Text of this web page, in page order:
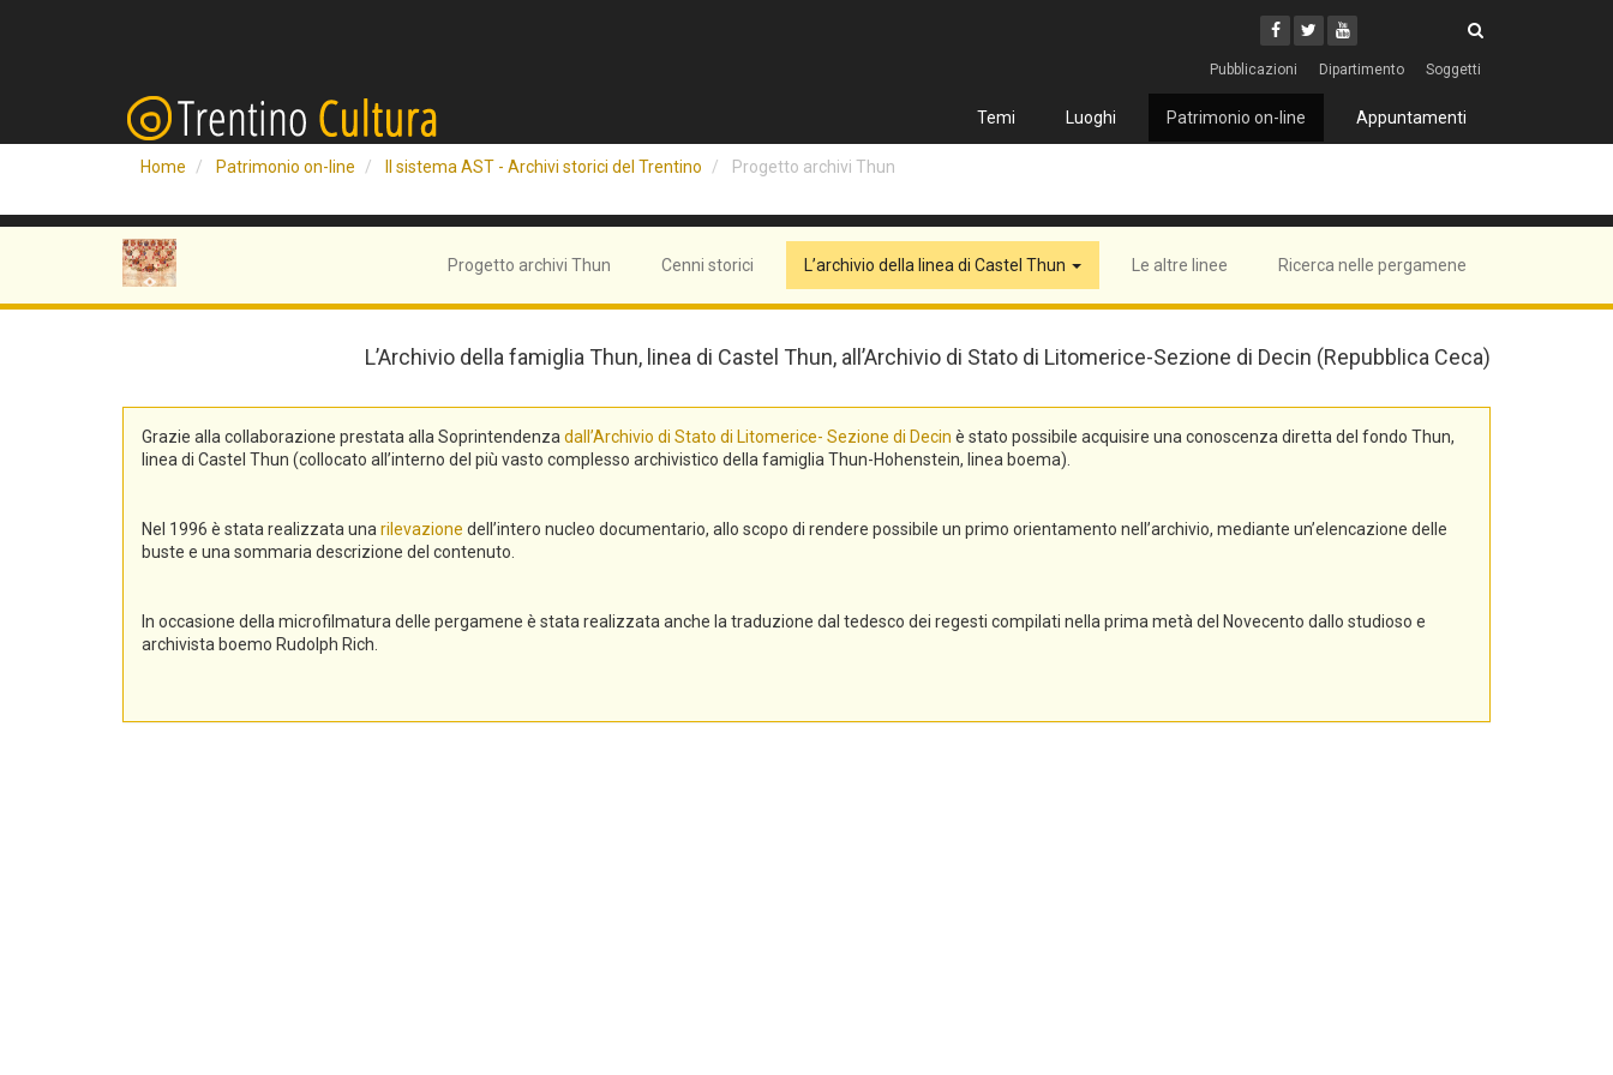
Facebook
Twitter
Youtube
Pubblicazioni Dipartimento Soggetti
Temi Luoghi Patrimonio on-line Appuntamenti
Home Patrimonio on-line Il sistema AST - Archivi storici del Trentino Progetto archivi Thun
Progetto archivi Thun Cenni storici L’archivio della linea di Castel Thun Le altre linee Ricerca nelle pergamene
L’Archivio della famiglia Thun, linea di Castel Thun, all’Archivio di Stato di Litomerice-Sezione di Decin (Repubblica Ceca)
Grazie alla collaborazione prestata alla Soprintendenza dall’Archivio di Stato di Litomerice- Sezione di Decin è stato possibile acquisire una conoscenza diretta del fondo Thun,
linea di Castel Thun (collocato all’interno del più vasto complesso archivistico della famiglia Thun-Hohenstein, linea boema).
Nel 1996 è stata realizzata una rilevazione dell’intero nucleo documentario, allo scopo di rendere possibile un primo orientamento nell’archivio, mediante un’elencazione delle
buste e una sommaria descrizione del contenuto.
In occasione della microfilmatura delle pergamene è stata realizzata anche la traduzione dal tedesco dei regesti compilati nella prima metà del Novecento dallo studioso e
archivista boemo Rudolph Rich.